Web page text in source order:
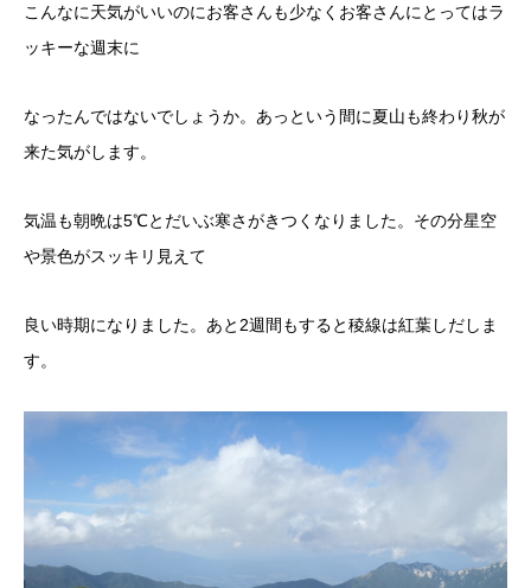
こんなに天気がいいのにお客さんも少なくお客さんにとってはラ
ッキーな週末に
なったんではないでしょうか。あっという間に夏山も終わり秋が
来た気がします。
気温も朝晩は5℃とだいぶ寒さがきつくなりました。その分星空
や景色がスッキリ見えて
良い時期になりました。あと2週間もすると稜線は紅葉しだしま
す。